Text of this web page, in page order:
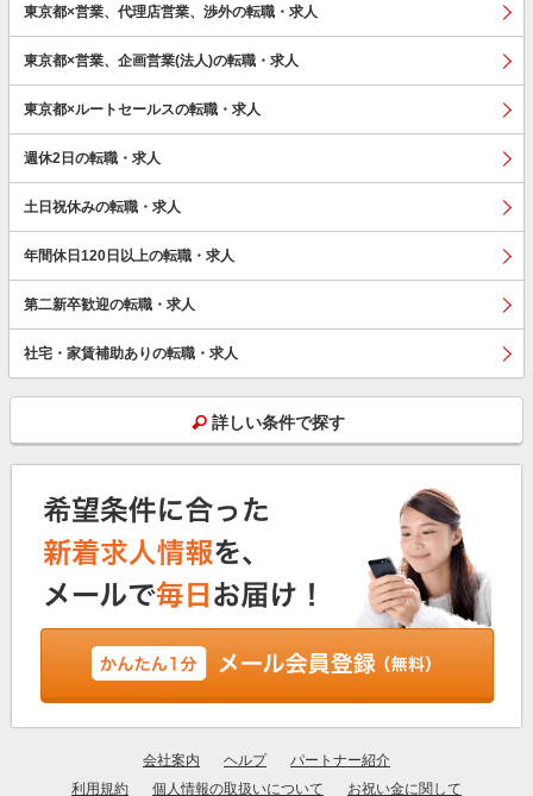
東京都×営業、代理店営業、渉外の転職・求人
東京都×営業、企画営業(法人)の転職・求人
東京都×ルートセールスの転職・求人
週休2日の転職・求人
土日祝休みの転職・求人
年間休日120日以上の転職・求人
第二新卒歓迎の転職・求人
社宅・家賃補助ありの転職・求人
詳しい条件で探す
会社案内 ヘルプ
パートナー紹介
利用規約
個人情報の取扱いについて お祝い金に関して